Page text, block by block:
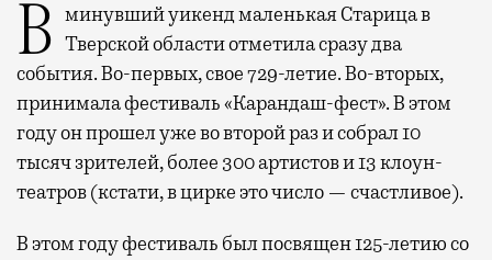
В минувший уикенд маленькая Старица в Тверской области отметила сразу два
события. Во-первых, свое 729-летие. Во-вторых,
принимала фестиваль «Карандаш-фест». В этом
году он прошел уже во второй раз и собрал 10
тысяч зрителей, более 300 артистов и 13 клоун-
театров (кстати, в цирке это число — счастливое).
В этом году фестиваль был посвящен 125-летию со